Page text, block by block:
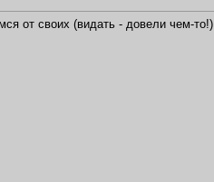
от своих (видать - довели чем-то!)